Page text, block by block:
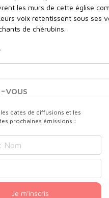
les murs de cette église
voix retentissent sous ses
de chérubins.
vous
dates de diffusions et les
prochaines émissions :
Je m'inscris